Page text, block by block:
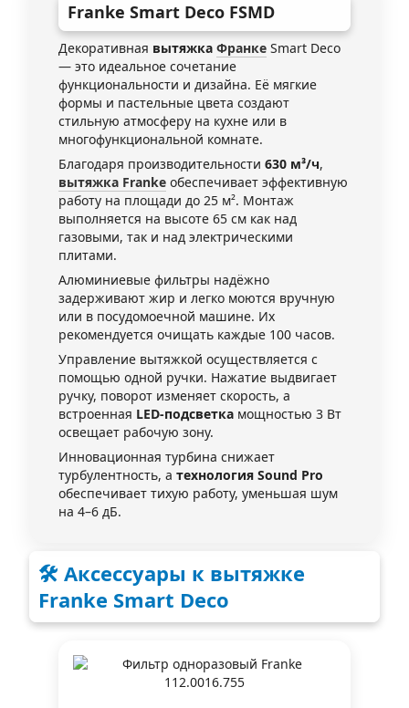
Franke Smart Deco FSMD
Декоративная вытяжка Франке Smart Deco
— это идеальное сочетание
функциональности и дизайна. Её мягкие
формы и пастельные цвета создают
стильную атмосферу на кухне или в
многофункциональной комнате.
Благодаря производительности 630 м³/ч,
вытяжка Franke обеспечивает эффективную
работу на площади до 25 м². Монтаж
выполняется на высоте 65 см как над
газовыми, так и над электрическими
плитами.
Алюминиевые фильтры надёжно
задерживают жир и легко моются вручную
или в посудомоечной машине. Их
рекомендуется очищать каждые 100 часов.
Управление вытяжкой осуществляется с
помощью одной ручки. Нажатие выдвигает
ручку, поворот изменяет скорость, а
встроенная LED-подсветка мощностью 3 Вт
освещает рабочую зону.
Инновационная турбина снижает
турбулентность, а технология Sound Pro
обеспечивает тихую работу, уменьшая шум
на 4–6 дБ.
🛠 Аксессуары к вытяжке
Franke Smart Deco